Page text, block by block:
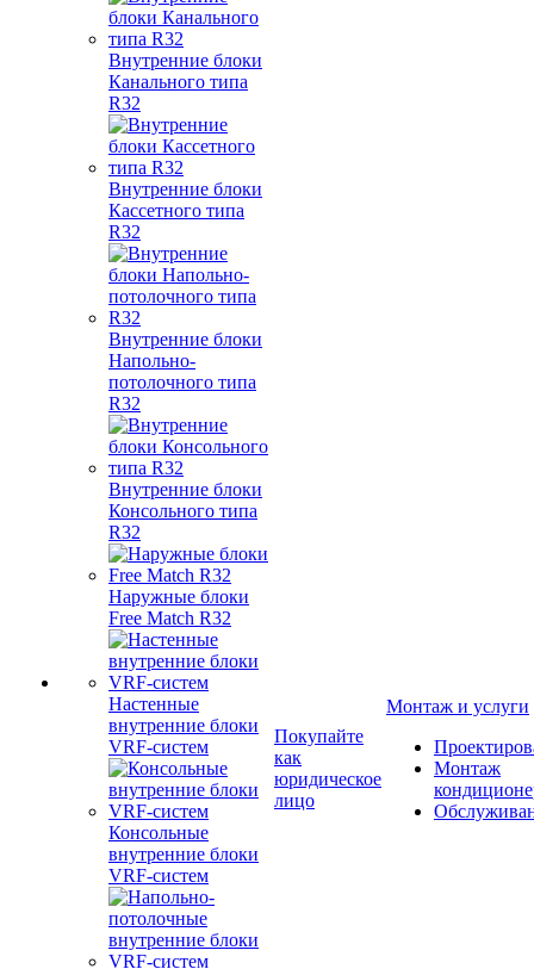
Внутренние блоки
Канального типа
R32
Внутренние блоки
Кассетного типа
R32
Внутренние блоки
Напольно-
потолочного типа
R32
Внутренние блоки
Консольного типа
R32
Наружные блоки
Free Match R32
Настенные
внутренние блоки
VRF-систем
Консольные
внутренние блоки
VRF-систем
Покупайте
как
юридическое
лицо
Монтаж и услуги
Монтаж